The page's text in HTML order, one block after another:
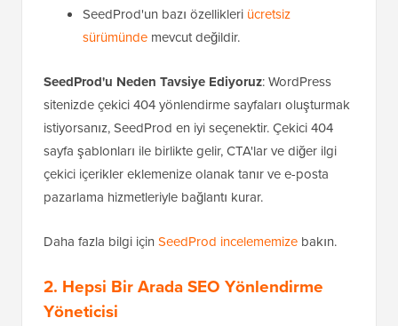
SeedProd'un bazı özellikleri ücretsiz
sürümünde mevcut değildir.
SeedProd'u Neden Tavsiye Ediyoruz: WordPress
sitenizde çekici 404 yönlendirme sayfaları oluşturmak
istiyorsanız, SeedProd en iyi seçenektir. Çekici 404
sayfa şablonları ile birlikte gelir, CTA'lar ve diğer ilgi
çekici içerikler eklemenize olanak tanır ve e-posta
pazarlama hizmetleriyle bağlantı kurar.
Daha fazla bilgi için SeedProd incelememize bakın.
2. Hepsi Bir Arada SEO Yönlendirme
Yöneticisi